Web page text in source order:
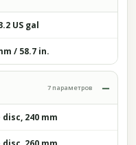
US gal
/ 58.7 in.
7 параметров
disc, 240 mm